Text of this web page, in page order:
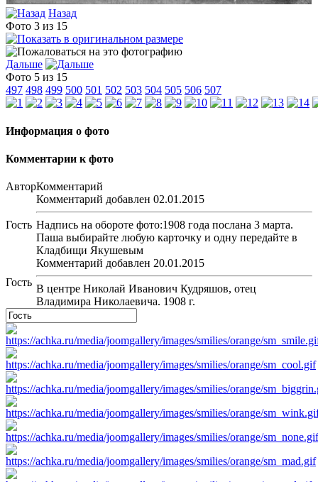
Назад
Фото 3 из 15
Дальше
Фото 5 из 15
497 498 499 500 501 502 503 504 505 506 507
Информация о фото
Комментарии к фото
АвторКомментарий
Гость
Комментарий добавлен 02.01.2015
Надпись на обороте фото:1908 года послана 3 марта.
Паша выбирайте любую карточку и одну передайте в
Кладбищи Якушевым
Гость
Комментарий добавлен 20.01.2015
В центре Николай Иванович Кудряшов, отец
Владимира Николаевича. 1908 г.